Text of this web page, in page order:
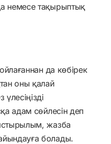
немесе тақырыптық
ойлағаннан да көбірек
оны қалай
адам сөйлесін деп
жазба
болады.